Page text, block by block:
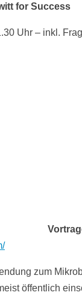
for Success
Uhr – inkl.
zum
öffentlich